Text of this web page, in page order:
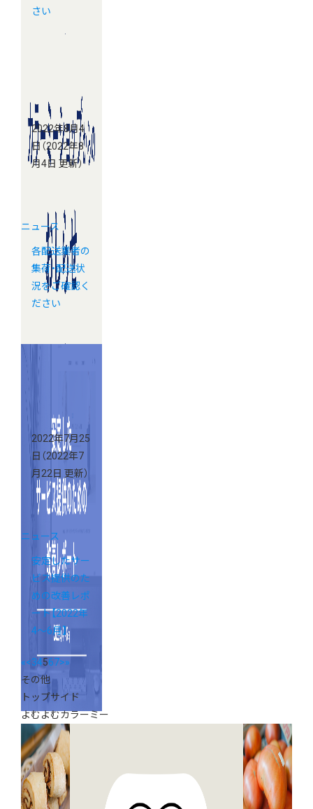
さい
2022年8月4
日 （2022年8
月4日 更新）
ニュース
各配送業者の
集荷・配送状
況をご確認く
ださい
2022年7月25
日 （2022年7
月22日 更新）
ニュース
安定したサー
ビス提供のた
めの改善レポ
ート【2022年
4〜6月】
«<34567>»
その他
トップサイド
よむよむカラーミー